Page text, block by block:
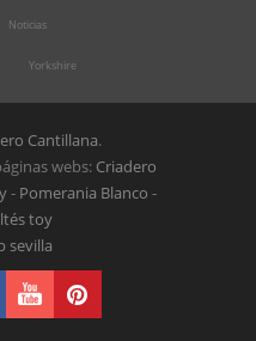
Noticias
Yorkshire
Cantillana.
webs: Criadero
- Pomerania Blanco -
toy
sevilla